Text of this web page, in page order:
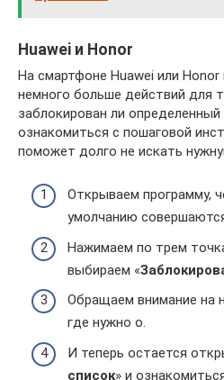
Huawei и Honor
На смартфоне Huawei или
немного больше действий для
заблокирован ли
ознакомиться с пошаговой
поможет долго не искать
Открываем программу,
умолчанию
Нажимаем по трем
выбираем «
Обращаем внимание на
где нужно о.
И теперь остается
список» и